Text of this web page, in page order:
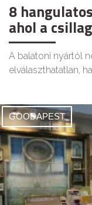
8
ahol a
A balatoni nyártól
elválaszthatatlan,
GOODAPEST